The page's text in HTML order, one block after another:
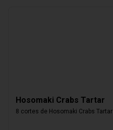
Hosomaki Crabs Tartar
8 cortes de Hosomaki Crabs Tartar